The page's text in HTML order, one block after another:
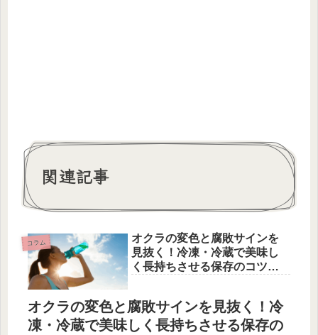
関連記事
コラム
オクラの変色と腐敗サインを
見抜く！冷凍・冷蔵で美味し
く長持ちさせる保存のコツと
オクラの変色と腐敗サインを見抜く！冷
凍・冷蔵で美味しく長持ちさせる保存の